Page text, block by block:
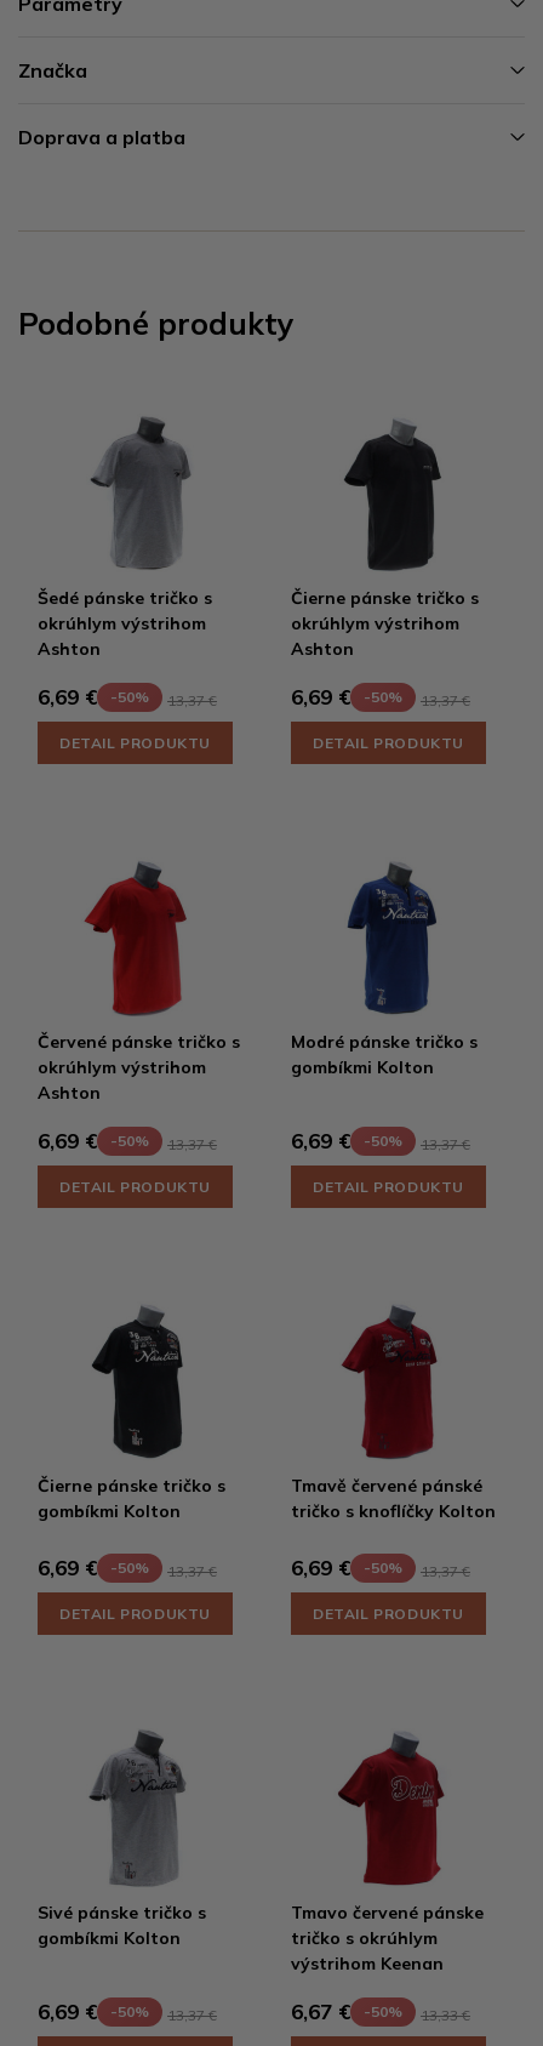
Značka
Doprava a platba
Podobné produkty
Šedé pánske tričko s
okrúhlym výstrihom
Ashton
6,69 € -50% 13,37 €
DETAIL PRODUKTU
Čierne pánske tričko s
okrúhlym výstrihom
Ashton
6,69 € -50% 13,37 €
DETAIL PRODUKTU
Červené pánske tričko s
okrúhlym výstrihom
Ashton
6,69 € -50% 13,37 €
DETAIL PRODUKTU
Modré pánske tričko s
gombíkmi Kolton
6,69 € -50% 13,37 €
DETAIL PRODUKTU
Čierne pánske tričko s
gombíkmi Kolton
6,69 € -50% 13,37 €
DETAIL PRODUKTU
Tmavě červené pánské
tričko s knoflíčky Kolton
6,69 € -50% 13,37 €
DETAIL PRODUKTU
Sivé pánske tričko s
gombíkmi Kolton
6,69 € -50% 13,37 €
Tmavo červené pánske
tričko s okrúhlym
výstrihom Keenan
6,67 € -50% 13,33 €